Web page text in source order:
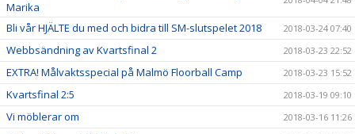
Marika
Bli vår HJÄLTE du med och bidra till SM-slutspelet 2018 2018-03-24 07:40
Webbsändning av Kvartsfinal 2 2018-03-23 22:52
EXTRA! Målvaktsspecial på Malmö Floorball Camp 2018-03-23 15:52
Kvartsfinal 2:5 2018-03-19 09:10
Vi möblerar om 2018-03-16 11:26